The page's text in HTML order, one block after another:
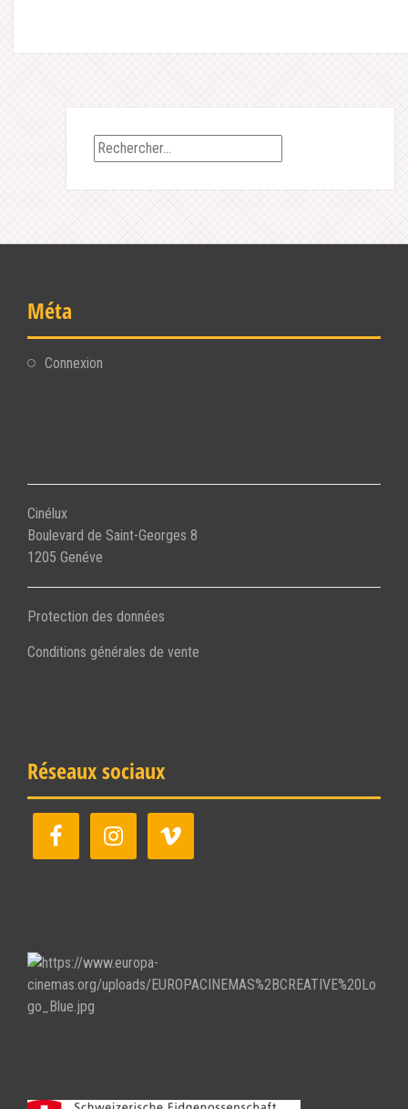
Rechercher :
Méta
Connexion
Cinélux
Boulevard de Saint-Georges 8
1205 Genéve
Protection des données
Conditions générales de vente
Réseaux sociaux